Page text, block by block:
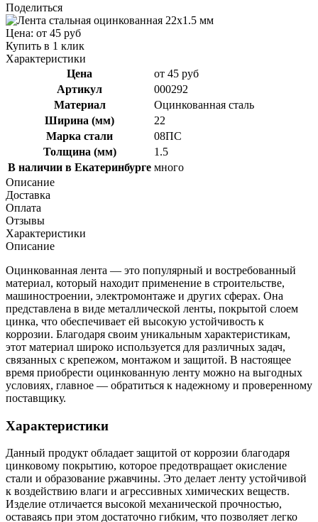
Поделиться
Цена: от 45 руб
Купить в 1 клик
Характеристики
Цена
от 45 руб
Артикул
000292
Материал
Оцинкованная сталь
Ширина (мм)
22
Марка стали
08ПС
Толщина (мм)
1.5
В наличии в Екатеринбурге много
Описание
Доставка
Оплата
Отзывы
Характеристики
Описание
Оцинкованная лента — это популярный и востребованный
материал, который находит применение в строительстве,
машиностроении, электромонтаже и других сферах. Она
представлена в виде металлической ленты, покрытой слоем
цинка, что обеспечивает ей высокую устойчивость к
коррозии. Благодаря своим уникальным характеристикам,
этот материал широко используется для различных задач,
связанных с крепежом, монтажом и защитой. В настоящее
время приобрести оцинкованную ленту можно на выгодных
условиях, главное — обратиться к надежному и проверенному
поставщику.
Характеристики
Данный продукт обладает защитой от коррозии благодаря
цинковому покрытию, которое предотвращает окисление
стали и образование ржавчины. Это делает ленту устойчивой
к воздействию влаги и агрессивных химических веществ.
Изделие отличается высокой механической прочностью,
оставаясь при этом достаточно гибким, что позволяет легко